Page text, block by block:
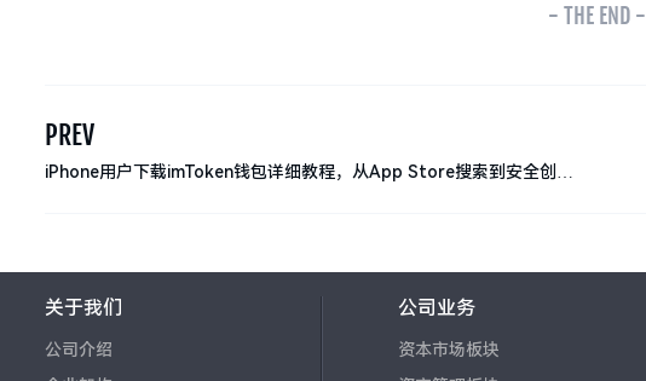
- THE END -
PREV
iPhone用户下载imToken钱包详细教程，从App Store搜索到安全创建
关于我们
公司介绍
公司业务
资本市场板块